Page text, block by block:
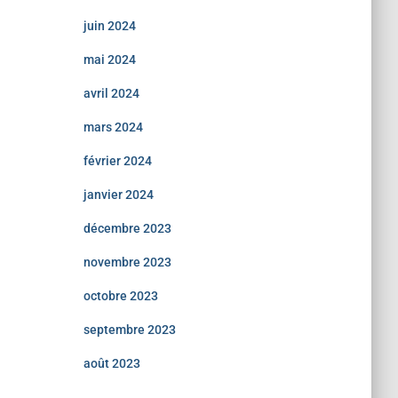
juin 2024
mai 2024
avril 2024
mars 2024
février 2024
janvier 2024
décembre 2023
novembre 2023
octobre 2023
septembre 2023
août 2023